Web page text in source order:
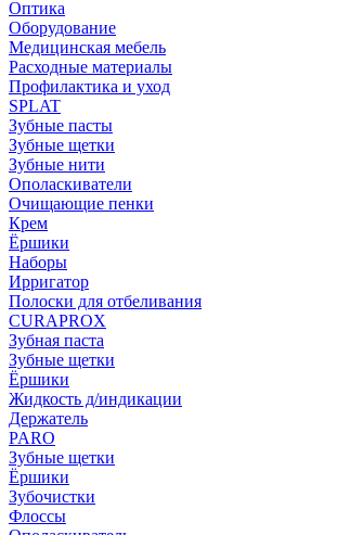
Оптика
Оборудование
Медицинская мебель
Расходные материалы
Профилактика и уход
SPLAT
Зубные пасты
Зубные щетки
Зубные нити
Ополаскиватели
Очищающие пенки
Крем
Ёршики
Наборы
Ирригатор
Полоски для отбеливания
CURAPROX
Зубная паста
Зубные щетки
Ёршики
Жидкость д/индикации
Держатель
PARO
Зубные щетки
Ёршики
Зубочистки
Флоссы